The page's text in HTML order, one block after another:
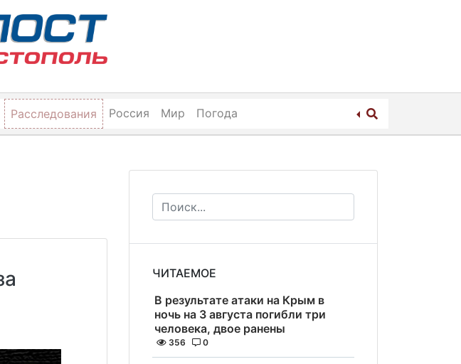
Расследования Россия Мир Погода
ЧИТАЕМОЕ
В результате атаки на Крым в
ночь на 3 августа погибли три
человека, двое ранены
356 0